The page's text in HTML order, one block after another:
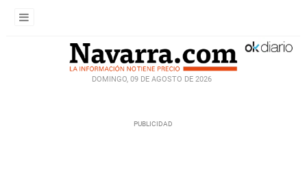
DOMINGO, 09 DE AGOSTO DE 2026